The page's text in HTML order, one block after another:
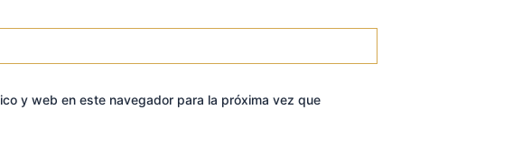
y web en este navegador para la próxima vez que